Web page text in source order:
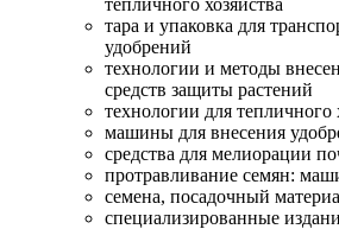
тара и упаковка для
удобрений
технологии и методы
средств защиты растений
технологии для тепличного
машины для внесения
средства для мелиорации
протравливание семян:
семена, посадочный
специализированные